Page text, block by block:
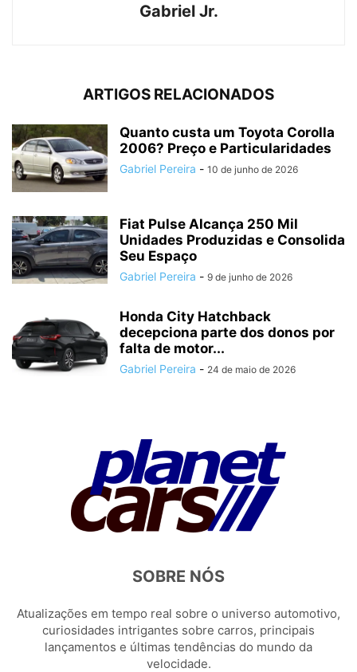
Gabriel Jr.
ARTIGOS RELACIONADOS
Quanto custa um Toyota Corolla
2006? Preço e Particularidades
Gabriel Pereira - 10 de junho de 2026
Fiat Pulse Alcança 250 Mil
Unidades Produzidas e Consolida
Seu Espaço
Gabriel Pereira - 9 de junho de 2026
Honda City Hatchback
decepciona parte dos donos por
falta de motor...
Gabriel Pereira - 24 de maio de 2026
SOBRE NÓS
Atualizações em tempo real sobre o universo automotivo,
curiosidades intrigantes sobre carros, principais
lançamentos e últimas tendências do mundo da
velocidade.